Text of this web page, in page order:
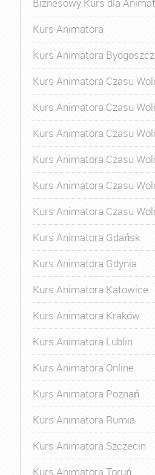
Kurs Animatora
Kurs Animatora Bydgoszcz
Kurs Animatora Czasu
Kurs Animatora Czasu
Kurs Animatora Czasu
Kurs Animatora Czasu
Kurs Animatora Czasu
Kurs Animatora Czasu
Kurs Animatora Gdańsk
Kurs Animatora Gdynia
Kurs Animatora Katowice
Kurs Animatora Kraków
Kurs Animatora Lublin
Kurs Animatora Online
Kurs Animatora Poznań
Kurs Animatora Rumia
Kurs Animatora Szczecin
Kurs Animatora Toruń